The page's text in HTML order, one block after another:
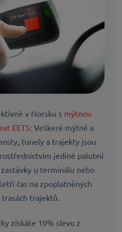
v Norsku s mýtnou
EETS: Veškeré mýtné a
tunely a trajekty jsou
jediné palubní
u terminálu nebo
čas na zpoplatněných
trajektů.
získáte 10% slevu z